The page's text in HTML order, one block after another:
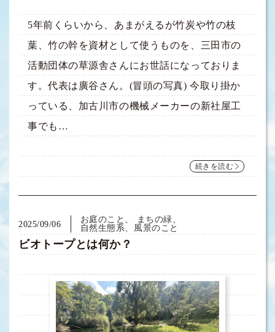
5年前くらいから、あまがえるが竹炭や竹の枝
葉、竹の幹を資材として使うものを、三田市の
活動団体の草源舎さんにお世話になっておりま
す。代表は廣谷さん。(冒頭の写真) 今取り掛か
っている、加古川市の機械メーカーの新社屋工
事でも…
続きを読む
2025/09/06 お庭のこと
まちの緑
自然生態系、風景のこと
ビオトープとは何か？